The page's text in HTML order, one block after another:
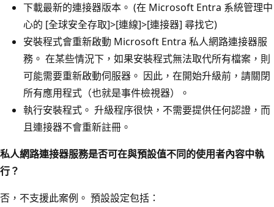
下載最新的連接器版本。 (在 Microsoft Entra 系統管理中
心的 [全球安全存取]>[連線]>[連接器] 尋找它)
安裝程式會重新啟動 Microsoft Entra 私人網路連接器服
務。 在某些情況下，如果安裝程式無法取代所有檔案，則
可能需要重新啟動伺服器。 因此，在開始升級前，請關閉
所有應用程式（也就是事件檢視器）。
執行安裝程式。 升級程序很快，不需要提供任何認證，而
且連接器不會重新註冊。
私人網路連接器服務是否可在與預設值不同的使用者內容中執
行？
否，不支援此案例。 預設設定包括：